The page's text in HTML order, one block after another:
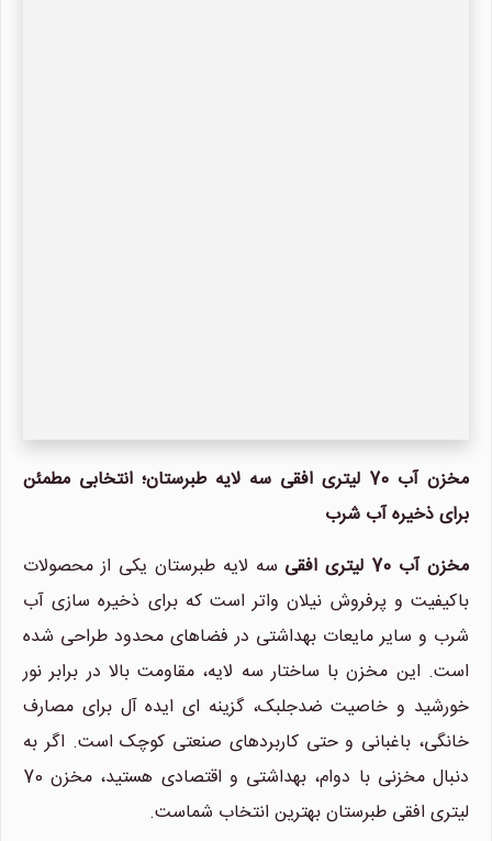
مخزن آب 70 لیتری افقی سه لایه طبرستان؛ انتخابی مطمئن
برای ذخیره آب شرب
مخزن آب 70 لیتری افقی
سه لایه طبرستان یکی از محصولات
باکیفیت و پرفروش نیلان واتر است که برای ذخیره سازی آب
شرب و سایر مایعات بهداشتی در فضاهای محدود طراحی شده
است. این مخزن با ساختار سه لایه، مقاومت بالا در برابر نور
خورشید و خاصیت ضدجلبک، گزینه ای ایده آل برای مصارف
خانگی، باغبانی و حتی کاربردهای صنعتی کوچک است. اگر به
دنبال مخزنی با دوام، بهداشتی و اقتصادی هستید، مخزن 70
لیتری افقی طبرستان بهترین انتخاب شماست.